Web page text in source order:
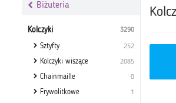
Biżuteria
Kolczyki 3290
Sztyfty 252
Kolczyki wiszące 2085
Chainmaille 0
Frywolitkowe 1